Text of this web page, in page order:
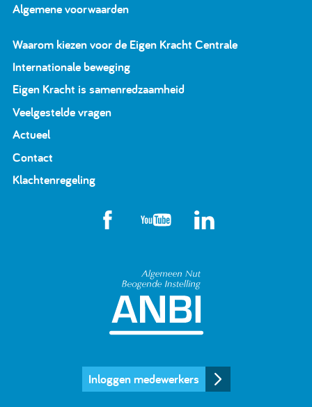
Algemene voorwaarden
Waarom kiezen voor de Eigen Kracht Centrale
Internationale beweging
Eigen Kracht is samenredzaamheid
Veelgestelde vragen
Actueel
Contact
Klachtenregeling
Inloggen medewerkers